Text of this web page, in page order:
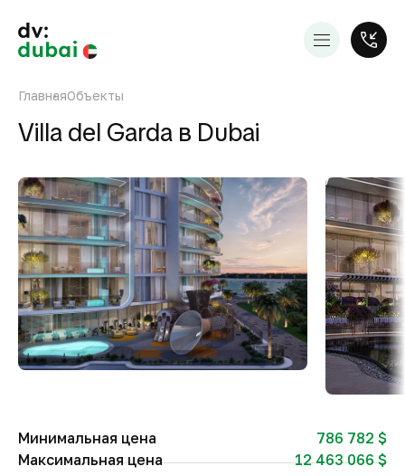
ГлавнаяОбъекты
Villa del Garda в Dubai
Минимальная цена
786 782 $
Максимальная цена
12 463 066 $